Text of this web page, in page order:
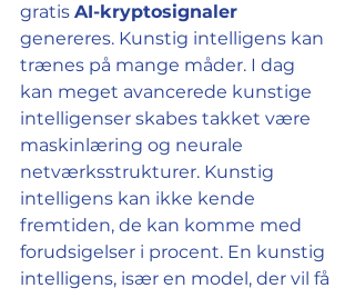
gratis AI-kryptosignaler
genereres. Kunstig intelligens kan
trænes på mange måder. I dag
kan meget avancerede kunstige
intelligenser skabes takket være
maskinlæring og neurale
netværksstrukturer. Kunstig
intelligens kan ikke kende
fremtiden, de kan komme med
forudsigelser i procent. En kunstig
intelligens, især en model, der vil få